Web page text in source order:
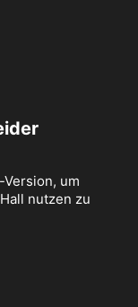
um
nutzen zu